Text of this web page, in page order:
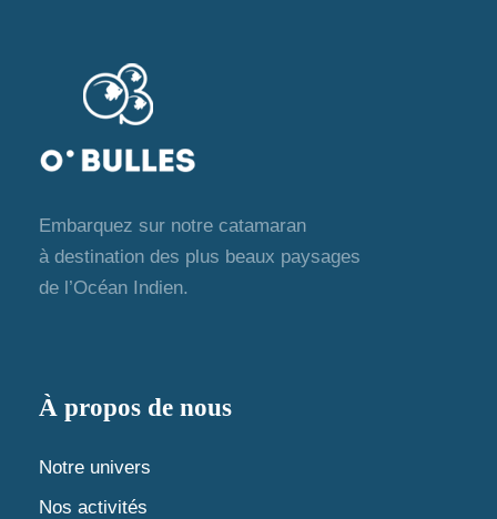
Embarquez sur notre catamaran
à destination des plus beaux paysages
de l’Océan Indien.
À propos de nous
Notre univers
Nos activités